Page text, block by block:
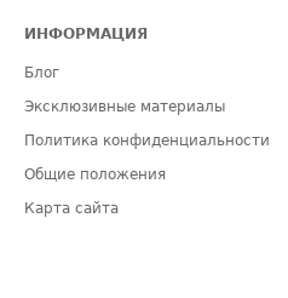
ИНФОРМАЦИЯ
Блог
Эксклюзивные материалы
Политика конфиденциальности
Общие положения
Карта сайта